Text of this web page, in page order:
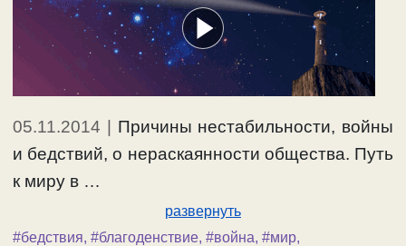
05.11.2014
Причины нестабильности, войны
и бедствий, о нераскаянности общества. Путь
к миру в …
развернуть
#бедствия, #благоденствие, #война, #мир,